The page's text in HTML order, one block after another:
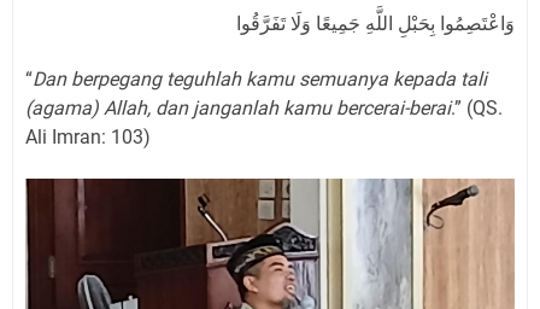
وَاعْتَصِمُوا بِحَبْلِ اللَّهِ جَمِيعًا وَلَا تَفَرَّقُوا
“Dan berpegang teguhlah kamu semuanya kepada tali
(agama) Allah, dan janganlah kamu bercerai-berai.” (QS.
Ali Imran: 103)